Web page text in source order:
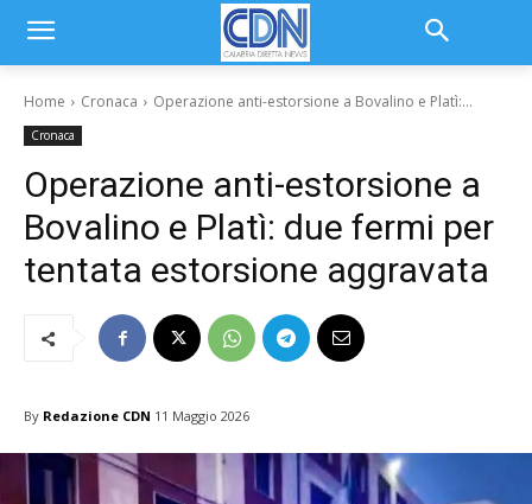
Home Cronaca Operazione anti-estorsione a Bovalino e Platì:...
Cronaca
Operazione anti-estorsione a
Bovalino e Platì: due fermi per
tentata estorsione aggravata
By Redazione CDN 11 Maggio 2026